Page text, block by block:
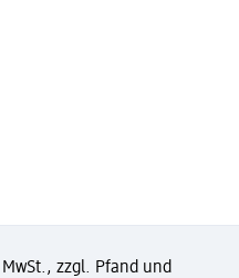
zzgl. Pfand und